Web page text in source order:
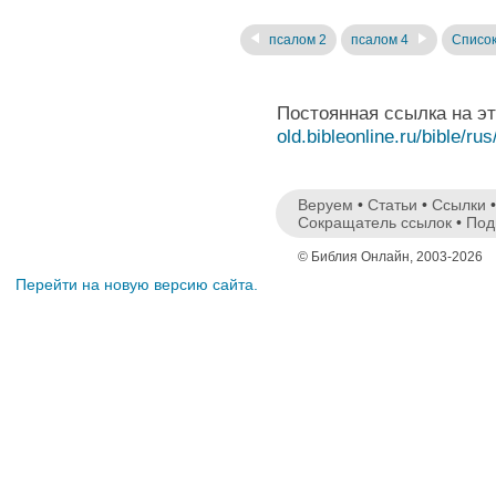
псалом 2 псалом 4
Постоянная ссылка на
old.bibleonline.ru/bible/
Веруем • Статьи • Ссылки
Сокращатель ссылок •
© Библия Онлайн, 2003-2026
Перейти на новую версию сайта.